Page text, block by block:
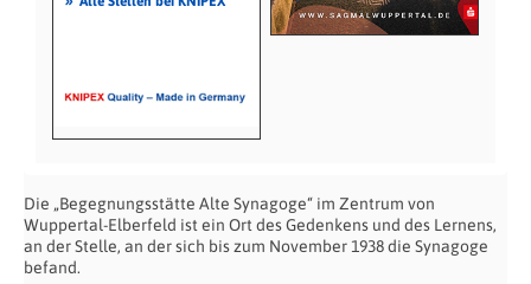
Die „Begegnungsstätte Alte Synagoge“ im Zentrum von
Wuppertal-Elberfeld ist ein Ort des Gedenkens und des Lernens,
an der Stelle, an der sich bis zum November 1938 die Synagoge
befand.